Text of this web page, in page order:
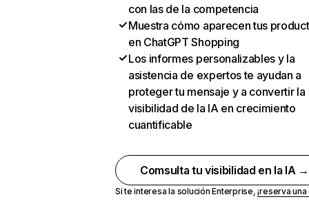
con las de la competencia
Muestra cómo aparecen tus
en ChatGPT Shopping
Los informes personalizables y la
asistencia de expertos te ayudan a
proteger tu mensaje y a convertir la
visibilidad de la IA en crecimiento
cuantificable
Comsulta tu visibilidad en la IA →
Si te interesa la solución Enterprise,¡reserva